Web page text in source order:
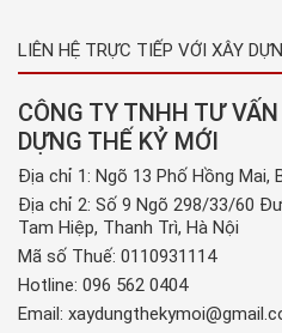
LIÊN HỆ TRỰC TIẾP VỚI XÂY
CÔNG TY TNHH TƯ
DỰNG THẾ KỶ MỚI
Địa chỉ 1: Ngõ 13 Phố Hồng Mai,
Địa chỉ 2: Số 9 Ngõ 298/33/60
Tam Hiệp, Thanh Trì, Hà Nội
Mã số Thuế: 0110931114
Hotline: 096 562 0404
Email: